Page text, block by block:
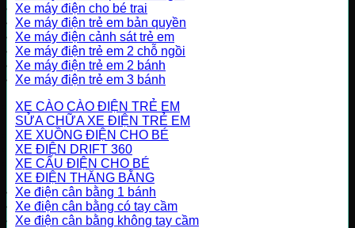
Xe máy điện cho bé trai
Xe máy điện trẻ em bản quyền
Xe máy điện cảnh sát trẻ em
Xe máy điện trẻ em 2 chỗ ngồi
Xe máy điện trẻ em 2 bánh
Xe máy điện trẻ em 3 bánh
XE CÀO CÀO ĐIỆN TRẺ EM
SỬA CHỮA XE ĐIỆN TRẺ EM
XE XUỒNG ĐIỆN CHO BÉ
XE ĐIỆN DRIFT 360
XE CẨU ĐIỆN CHO BÉ
XE ĐIỆN THĂNG BẰNG
Xe điện cân bằng 1 bánh
Xe điện cân bằng có tay cầm
Xe điện cân bằng không tay cầm